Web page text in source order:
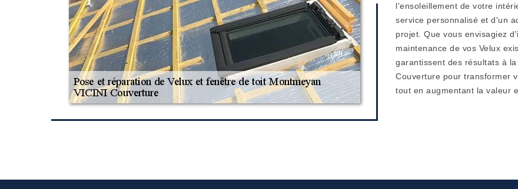
l'ensoleillement de votre
service personnalisé et d'un
projet. Que vous envisagiez
maintenance de vos Velux
garantissent des résultats à
Couverture pour transformer
tout en augmentant la valeur